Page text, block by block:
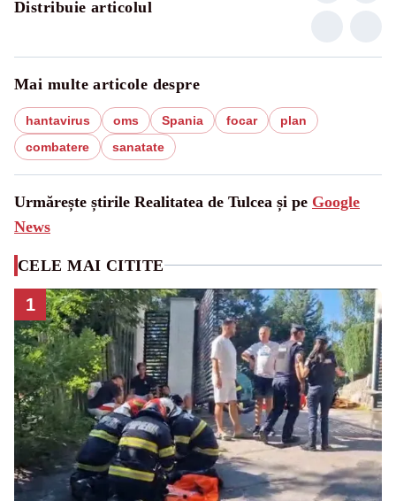
Distribuie articolul
Mai multe articole despre
hantavirus oms Spania focar
plan
combatere
sanatate
Urmărește știrile Realitatea de Tulcea și pe Google
News
CELE MAI CITITE
1